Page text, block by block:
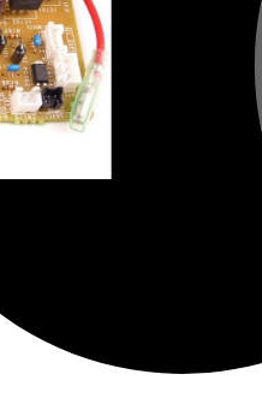
0400HSE-P0